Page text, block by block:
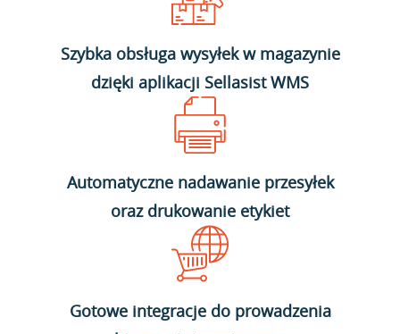
Szybka obsługa wysyłek w magazynie
dzięki aplikacji Sellasist WMS
Automatyczne nadawanie przesyłek
oraz drukowanie etykiet
Gotowe integracje do prowadzenia